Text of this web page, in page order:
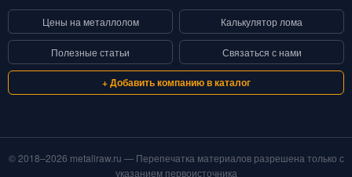
Цены на металлолом Калькулятор лома
Полезные статьи Связаться с нами
+ Добавить компанию в каталог
© 2018–2026 metallraw.ru — Перепечатка материалов разрешена только с
указанием первоисточника